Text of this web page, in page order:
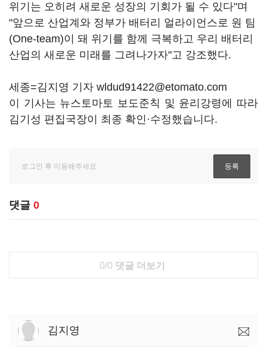
위기는 오히려 새로운 성장의 기회가 될 수 있다"며
"앞으로 산업계와 정부가 배터리 얼라이언스로 원 팀
(One-team)이 돼 위기를 함께 극복하고 우리 배터리
산업의 새로운 미래를 그려나가자"고 강조했다.
세종=김지영 기자 wldud91422@etomato.com
이 기사는 뉴스토마토 보도준칙 및 윤리강령에 따라
김기성 편집국장이 최종 확인·수정했습니다.
댓글 0
0/0 댓글 더보기
김지영